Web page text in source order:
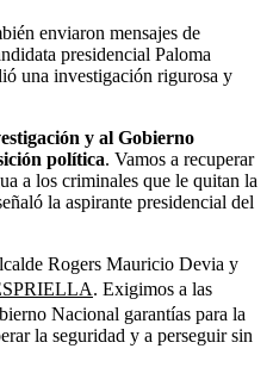
enviaron mensajes de
presidencial Paloma
una investigación rigurosa y
y al Gobierno
política. Vamos a recuperar
a los criminales que le quitan la
la aspirante presidencial del
Rogers Mauricio Devia y
. Exigimos a las
Nacional garantías para la
la seguridad y a perseguir sin